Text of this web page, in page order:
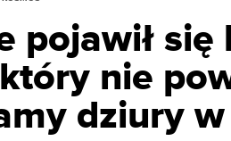
pojawił
nie
dziury